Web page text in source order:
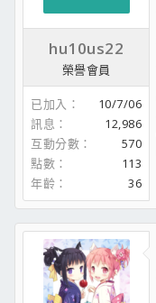
hu10us22
榮譽會員
已加入
10/7/06
訊息
12,986
互動分數
570
點數
113
年齡
36